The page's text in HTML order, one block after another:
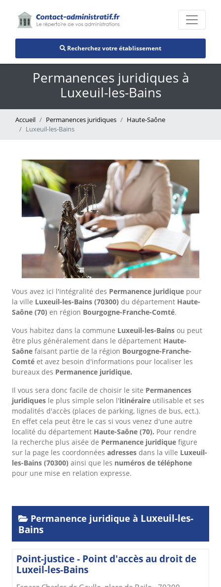
Recherchez votre établissement
Permanences juridiques à
Luxeuil-les-Bains
Accueil Permanences juridiques
Haute-Saône
Luxeuil-les-Bains
Vous avez ici l'intégralité des Permanence juridique pour
la ville Luxeuil-les-Bains (70300) du département Haute-
Saône (70) en région Bourgogne-Franche-Comté.
Vous habitez dans la commune Luxeuil-les-Bains ou peut
être plus généralement dans le département Haute-
Saône faisant partie de la région Bourgogne-Franche-
Comté et avez besoin d'informations pour localiser les
bureaux des Permanence juridique.
Il vous sera donc facile de choisir le site Permanences
juridiques le plus simple selon l'itinéraire utilisable et ses
modalités d'accès (places de parking, lignes de bus, ect.).
En effet cela peut être le cas si vous venez d'une autre
localité du département Haute-Saône (70). Pour rendre
la recherche plus aisée de Permanence juridique figure
sur la page les coordonnées adresses dans la ville Luxeuil-
les-Bains (70300) ainsi que les numéros de téléphone
pour une mise en relation expresse.
Permanence juridique à Luxeuil-les-
Bains
Point-justice - Point d'accès au droit de
Luxeil-les-Bains